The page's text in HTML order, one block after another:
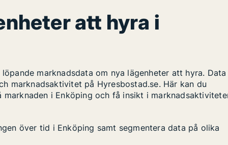
att hyra i
marknadsdata om nya lägenheter att hyra. Data
marknadsaktivitet på Hyresbostad.se. Här kan du
i Enköping och få insikt i
över tid i Enköping samt segmentera data på olika